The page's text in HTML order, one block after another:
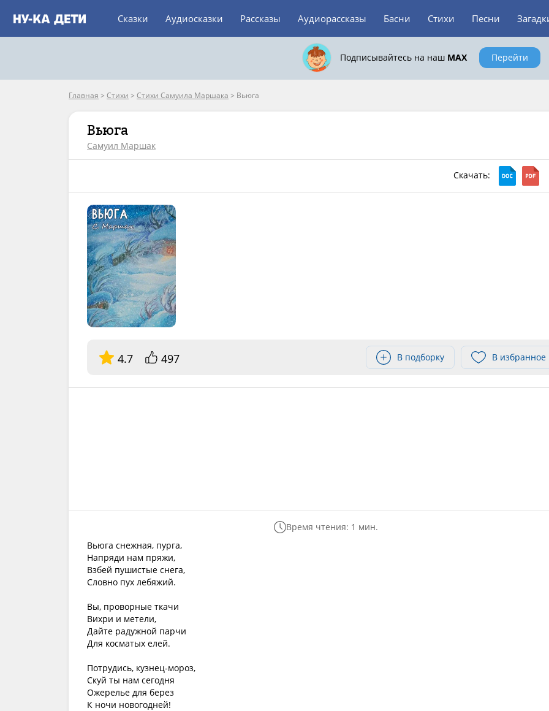
Сказки Аудиосказки Рассказы Аудиорассказы Басни Стихи Песни
Подписывайтесь на наш MAX Перейти
Главная > Стихи > Стихи Самуила Маршака > Вьюга
Вьюга
Самуил Маршак
Скачать:
4.7 497 В подборку В избранное
Время чтения: 1 мин.
Вьюга снежная, пурга,
Напряди нам пряжи,
Взбей пушистые снега,
Словно пух лебяжий.
Вы, проворные ткачи
Вихри и метели,
Дайте радужной парчи
Для косматых елей.
Потрудись, кузнец-мороз,
Скуй ты нам сегодня
Ожерелье для берез
К ночи новогодней!